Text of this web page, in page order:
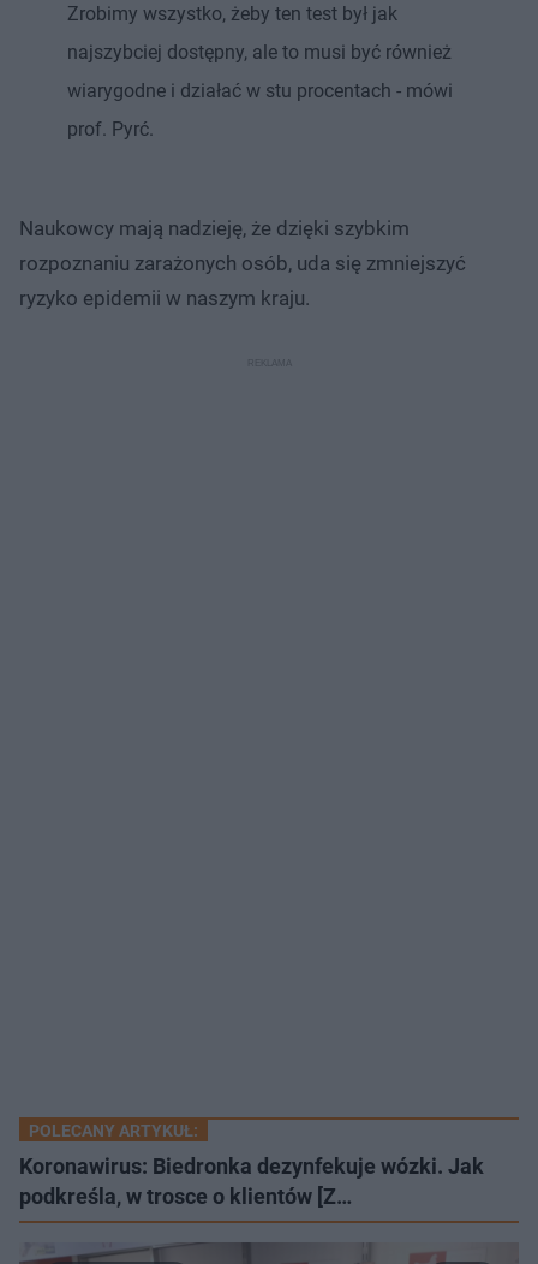
Zrobimy wszystko, żeby ten test był jak
najszybciej dostępny, ale to musi być również
wiarygodne i działać w stu procentach - mówi
prof. Pyrć.
Naukowcy mają nadzieję, że dzięki szybkim
rozpoznaniu zarażonych osób, uda się zmniejszyć
ryzyko epidemii w naszym kraju.
POLECANY ARTYKUŁ:
Koronawirus: Biedronka dezynfekuje wózki. Jak
podkreśla, w trosce o klientów [Z…